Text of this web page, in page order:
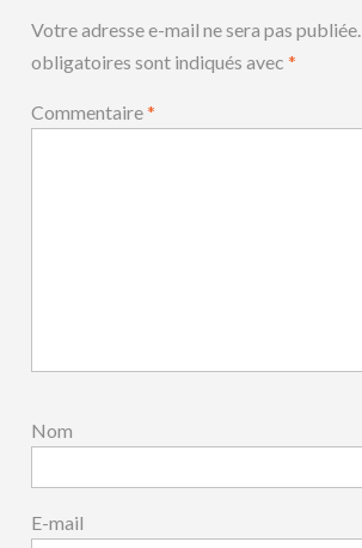
Votre adresse e-mail ne sera pas publiée.
obligatoires sont indiqués avec*
Commentaire*
Nom
E-mail